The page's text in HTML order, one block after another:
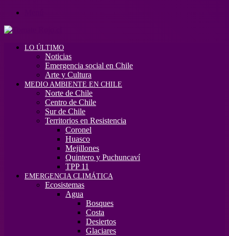
LO ÚLTIMO
Noticias
Emergencia social en Chile
Arte y Cultura
MEDIO AMBIENTE EN CHILE
Norte de Chile
Centro de Chile
Sur de Chile
Territorios en Resistencia
Coronel
Huasco
Mejillones
Quintero y Puchuncaví
TPP 11
EMERGENCIA CLIMÁTICA
Ecosistemas
Agua
Bosques
Costa
Desiertos
Glaciares